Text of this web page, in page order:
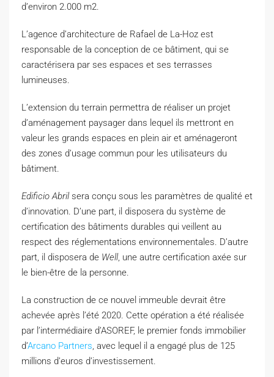
d’environ 2.000 m2.
L’agence d’architecture de Rafael de La-Hoz est
responsable de la conception de ce bâtiment, qui se
caractérisera par ses espaces et ses terrasses
lumineuses.
L’extension du terrain permettra de réaliser un projet
d’aménagement paysager dans lequel ils mettront en
valeur les grands espaces en plein air et aménageront
des zones d’usage commun pour les utilisateurs du
bâtiment.
Edificio Abrilsera conçu sous les paramètres de qualité et
d’innovation. D’une part, il disposera du système de
certification des bâtiments durables qui veillent au
respect des réglementations environnementales. D’autre
part, il disposera de Well, une autre certification axée sur
le bien-être de la personne.
La construction de ce nouvel immeuble devrait être
achevée après l’été 2020. Cette opération a été réalisée
par l’intermédiaire d’ASOREF, le premier fonds immobilier
d’Arcano Partners, avec lequel il a engagé plus de 125
millions d’euros d’investissement.